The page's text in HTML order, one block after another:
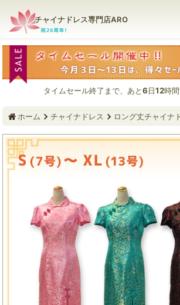
チャイナドレス専門店ARO
タイムセール終了まで、あと6日12時間
ホーム チャイナドレス ロング丈チャイナ